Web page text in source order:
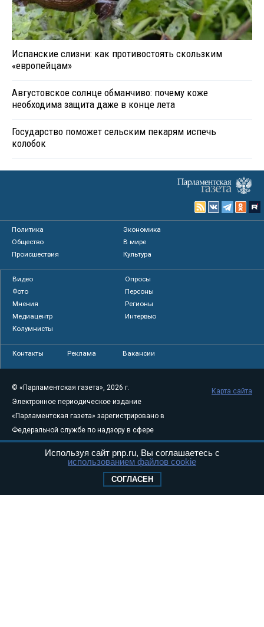
Испанские слизни: как противостоять скользким
«европейцам»
Августовское солнце обманчиво: почему коже
необходима защита даже в конце лета
Государство поможет сельским пекарям испечь
колобок
Политика
Экономика
Общество
В мире
Происшествия
Культура
Видео
Опросы
Фото
Персоны
Мнения
Регионы
Медиацентр
Интервью
Колумнисты
Контакты Реклама Вакансии
© «Парламентская газета», 2026 г.
Электронное периодическое издание
«Парламентская газета» зарегистрировано в
Федеральной службе по надзору в сфере
связи, информационных технологий и
массовых коммуникаций (Роскомнадзор) 05
Свидетельство о регистрации Эл № ФС77-
Карта сайта
Используя сайт pnp.ru, Вы соглашаетесь с
использованием файлов cookie
СОГЛАСЕН